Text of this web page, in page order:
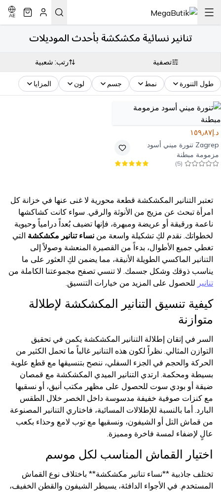
AE
تنانير نسائية مكشكشة بأحدث الموديلات
تصفية رتب: شعبية
طول التنورة نمط جسم لون المزايا
د.إ١٥٩٫٨٧
Zagrep تنورة ميني أسود
مزمومة مبطنة
(
5
)
تعتبر التنانير المكشكشة قطعة محورية لا غنى عنها في خزانة كل
امرأة تبحث عن مزيج من الأنوثة والرقي. سواء كانت كشاكشها
ناعمة ورقيقة أو عريضة ومبهرة، فإنها تضيف بُعداً درامياً وحيوية
لخطواتك. نقدم لكِ تشكيلة واسعة من نساء تنانير مكشكشة التي
تغطي جميع الأطوال، بدءاً من القصيرة المنعشة وصولاً إلى
التنانير الماكسي الطويلة الأنيقة، مما يضمن لكِ العثور على ما
يناسب ذوقك وشكل جسمك. لا تنسي تصفح مجموعتنا الكاملة من
تنانير للحصول على المزيد من خيارات التنسيق.
كيفية تنسيق التنانير المكشكشة لإطلالة
متوازنة
السر في إتقان إطلالة التنانير المكشكشة يكمن في تحقيق
التوازن المثالي. نظراً لكون هذه التنانير غالباً ما تحمل الكثير من
الحركة والحجم في الجزء السفلي، ننصح بتنسيقها مع قطع علوية
بسيطة ومحكمة. ارتدي التنانير الميدي المكشكشة مع قمصان
ضيقة أو بودي سوت للحصول على مظهر مكتب أنيق، أو نسقيها
مع كنزات صوفية خفيفة مدسوسة داخل الخصر خلال الطقس
البارد. أما بالنسبة للإطلالات المسائية، فاختاري التنانير المصنوعة
من قماش التل أو الشيفون، ونسقيها مع توب لامع وحذاء بكعب
عالٍ لإضفاء لمسة فاخرة ومميزة.
اختيار القماش المناسب لكل موسم
تختلف جاذبية **نساء تنانير مكشكشة** باختلاف نوع القماش
المستخدم. في الأجواء الدافئة، يسيطر الشيفون والقطن الخفيف،